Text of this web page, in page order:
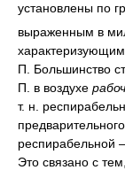
установлены по
выраженным в
П. Большинство
П. в воздухе
т. н.
респирабельной
Это связано с